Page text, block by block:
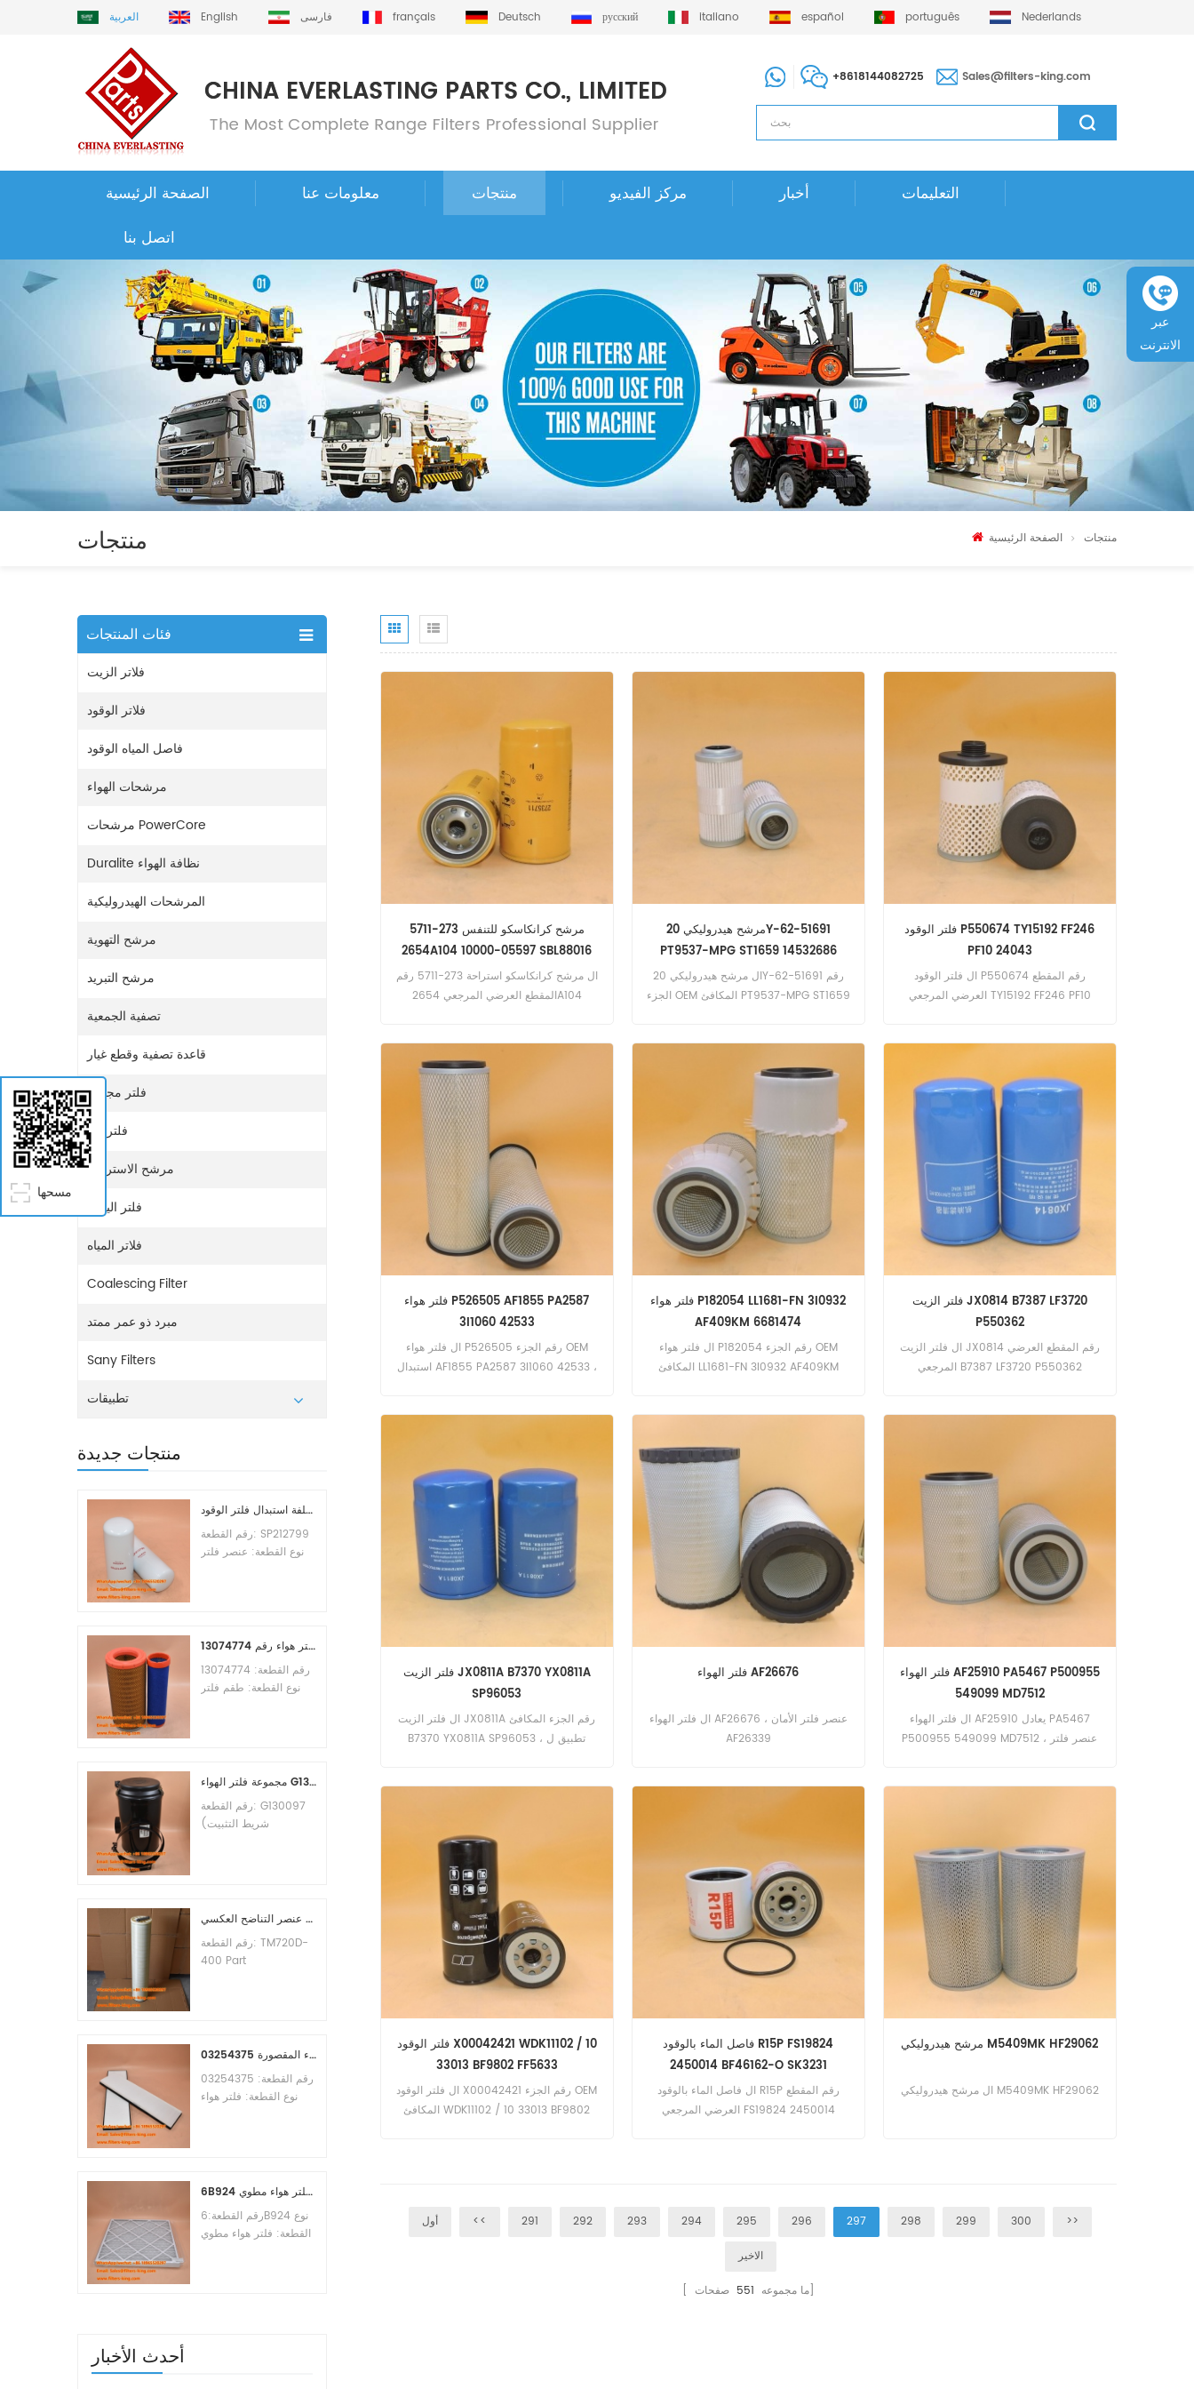
العربية English فارسی français Deutsch русский italiano español português Nederlands
+8618144082725 Sales@filters-king.com
الصفحة الرئيسية معلومات عنا منتجات مركز الفيديو أخبار
التعليمات
اتصل بنا
منتجات الصفحة الرئيسية منتجات
فئات المنتجات
فلاتر الزيت
فلاتر الوقود
فاصل المياه الوقود
مرشحات الهواء
مرشحات PowerCore
Duralite نظافة الهواء
المرشحات الهيدروليكية
مرشح التهوية
مرشح التبريد
تصفية الجمعية
قاعدة تصفية وقطع غيار
فلتر مجفف
فلتر غاز
مرشح الاستراحة
فلتر اليوريا
فلاتر المياه
Coalescing Filter
مبرد ذو عمر ممتد
Sany Filters
تطبيقات
منتجات جديدة
تكلفة استبدال فلتر الوقود SP212799
رقم القطعة: SP212799
نوع القطعة: عنصر فلتر
طقم فلتر هواء رقم 13074774
رقم القطعة: 13074774
نوع القطعة: طقم فلتر
مجموعة فلتر الهواء G130097 P537876 P5357877
رقم القطعة: G130097
(شريط التثبيت
الهواء العلامة التجارية:
الأدنى للطلب: 20 قطعة
عنصر التناضح العكسي TM720D-400
رقم القطعة: TM720D-
400 Part
MOQ:60pcs
03254375 مرجع بديل لفلتر هواء المقصورة
رقم القطعة: 03254375
نوع القطعة: فلتر هواء
6B924 فلتر هواء مطوي MERV 8
رقم القطعة:6B924 نوع
القطعة: فلتر هواء مطوي
أحدث الأخبار
مرشح كرانكاسكو للتنفس 273-5711
2654A104 10000-05597 SBL88016
FTA3928
ال مرشح كرانكاسكو استراحة 273-5711 رقم
المقطع العرضي المرجعي 2654A104
مرشح هيدروليكي 20Y-62-51691
PT9537-MPG ST1659 14532686
P502540
ال مرشح هيدروليكي 20Y-62-51691 رقم
الجزء OEM المكافئ PT9537-MPG ST1659
فلتر الوقود P550674 TY15192 FF246
PF10 24043
ال فلتر الوقود P550674 رقم المقطع
العرضي المرجعي TY15192 FF246 PF10
فلتر هواء P526505 AF1855 PA2587
3I1060 42533
ال فلتر هواء P526505 رقم الجزء OEM
استبدال AF1855 PA2587 3I1060 42533 ،
BL 282 ، 802 ؛ 804، Long 60، Marshall
802؛ 802XL ؛ 804 ؛ 804XL (Leyland
4.98DT ، 4.98TT Turbo Engine) ، New
Holland 3430 ، 3910 ، 3930 ، 4130 ،
4610 ، 4630 (محرك فورد 201) ، 4630
(محرك فورد 201)
فلتر هواء P182054 LL1681-FN 3I0932
AF409KM 6681474
ال فلتر هواء P182054 رقم الجزء OEM
المكافئ LL1681-FN 3I0932 AF409KM
Bombardier Muskeg (محرك Perkins) ،
Case IHC 1500TX ، Gehl SL5635DX ؛
SL5635DXT (Deutz BF4M1011F ،
F4M1011F Engine) ، Hudson 4700
Delimber ، Tymco 600 (John Deere
Engine) ، Vermeer 1230 ؛ 1250 (محرك
4B3.9)
فلتر الزيت JX0814 B7387 LF3720
P550362
ال فلتر الزيت JX0814 رقم المقطع العرضي
المرجعي B7387 LF3720 P550362
فلتر الزيت JX0811A B7370 YX0811A
SP96053
ال فلتر الزيت JX0811A رقم الجزء المكافئ
B7370 YX0811A SP96053 ، تطبيق ل
فلتر الهواء AF26676
ال فلتر الهواء AF26676 ، عنصر فلتر الأمان
AF26339
فلتر الهواء AF25910 PA5467 P500955
549099 MD7512
ال فلتر الهواء AF25910 يعادل PA5467
P500955 549099 MD7512 ، عنصر فلتر
فلتر الوقود X00042421 WDK11102 / 10
33013 BF9802 FF5633
ال فلتر الوقود X00042421 رقم الجزء OEM
المكافئ WDK11102 / 10 33013 BF9802
فاصل الماء بالوقود R15P FS19824
2450014 BF46162-O SK3231
ال فاصل الماء بالوقود R15P رقم المقطع
العرضي المرجعي FS19824 2450014
مرشح هيدروليكي M5409MK HF29062
ال مرشح هيدروليكي M5409MK HF29062
أول << 291 292 293 294 295 296 297 298 299 300 >>
الاخير
[ ما مجموعه 551 صفحات]
عبر
الانترنت
مسحها